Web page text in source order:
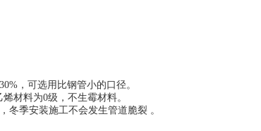
，可选用比钢管小的口径。
材料为0级，不生霉材料。
季安装施工不会发生管道脆裂 。